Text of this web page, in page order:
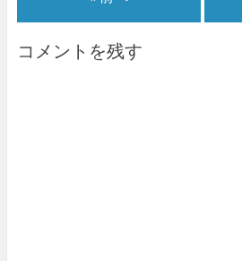
コメントを残す